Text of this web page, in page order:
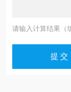
请输入计算结果（